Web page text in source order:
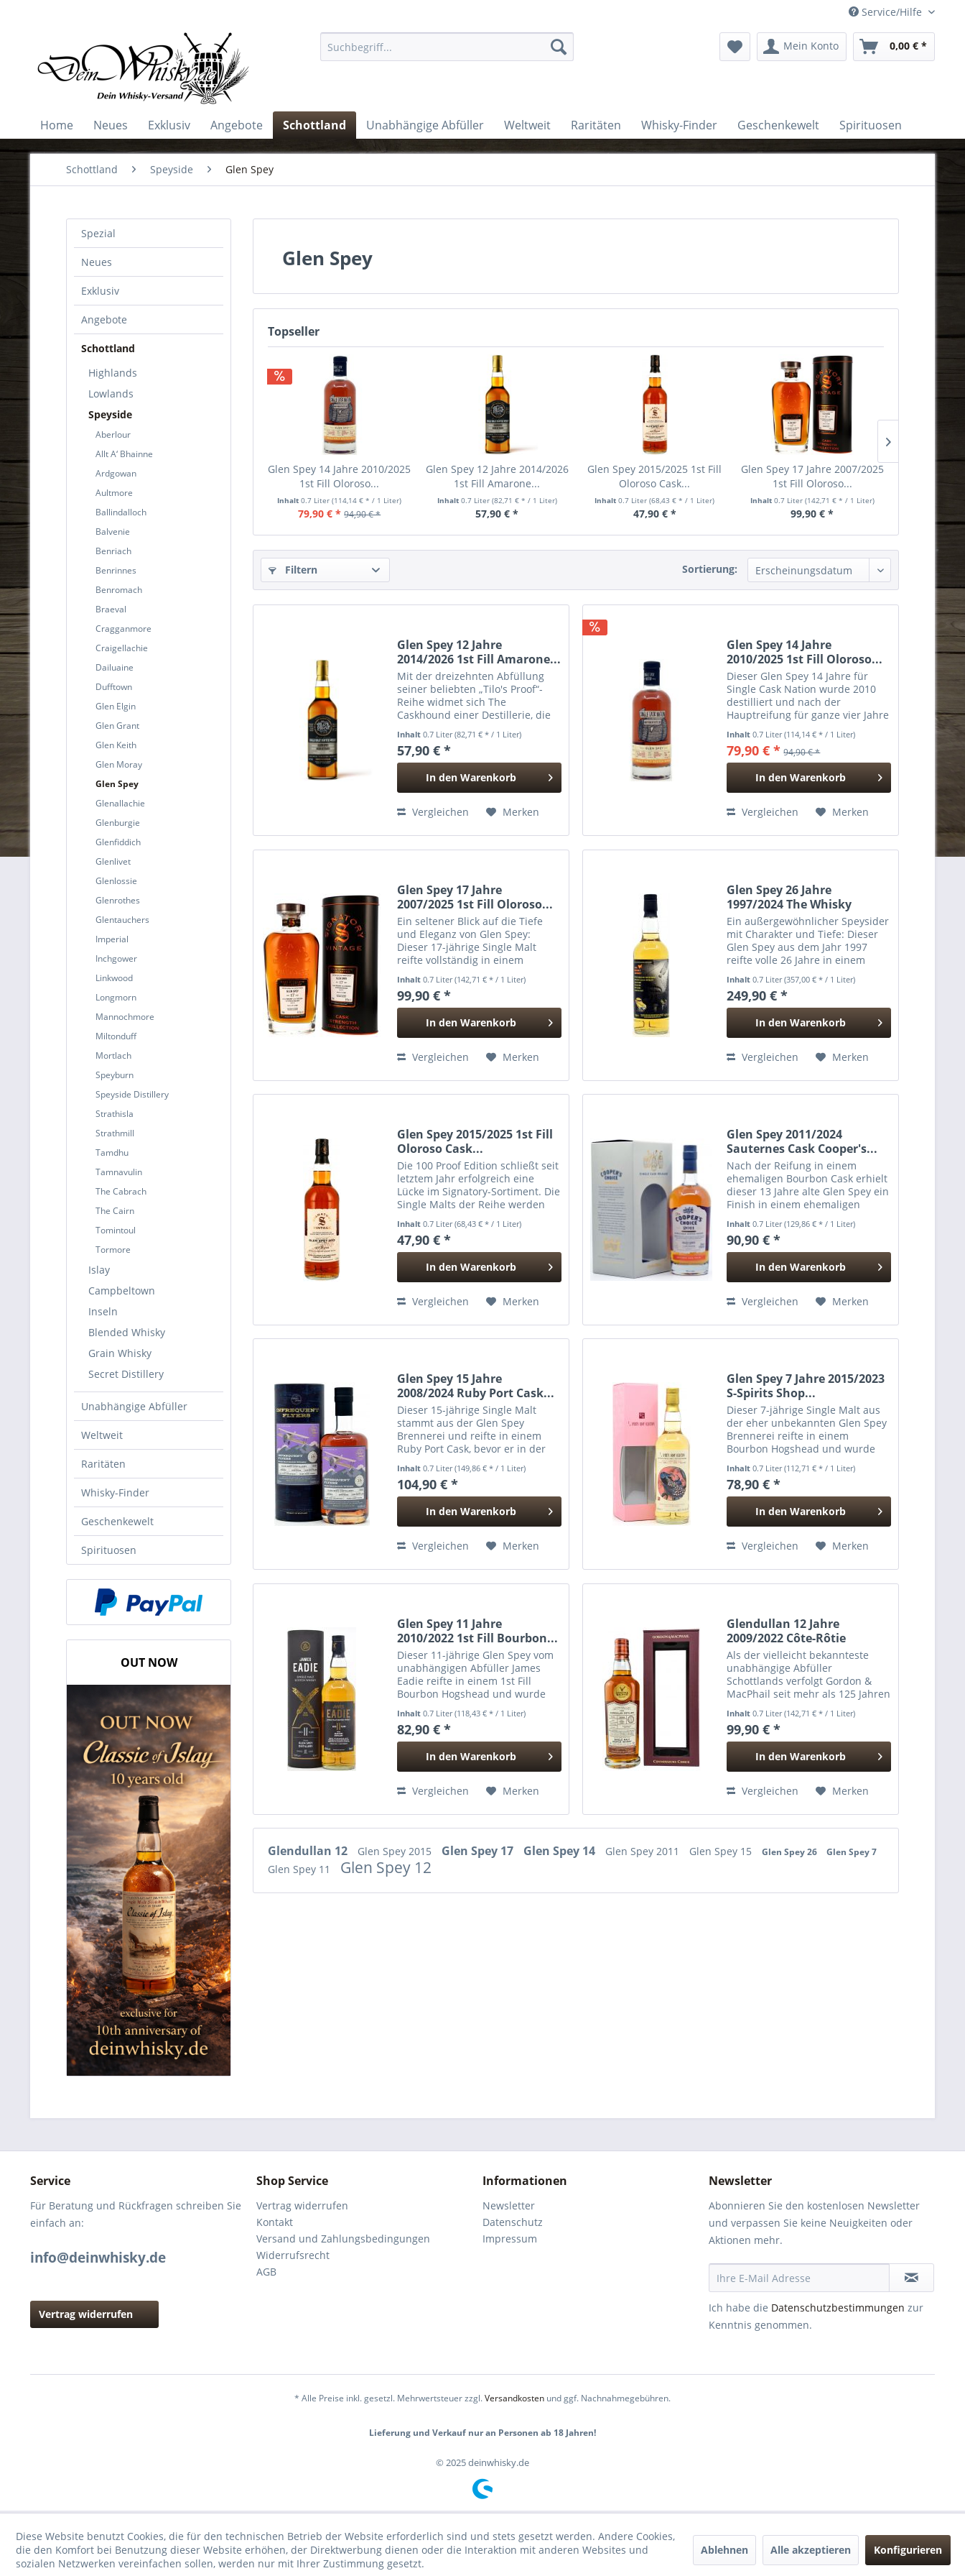
Service/Hilfe
Mein Konto 0,00 € *
Home Neues Exklusiv Angebote Schottland Unabhängige Abfüller Weltweit Raritäten Whisky-Finder Geschenkewelt Spirituosen
Schottland Speyside Glen Spey
Spezial
Neues
Exklusiv
Angebote
Schottland
Highlands
Lowlands
Speyside
Aberlour
Allt A‘ Bhainne
Ardgowan
Aultmore
Ballindalloch
Balvenie
Benriach
Benrinnes
Benromach
Braeval
Cragganmore
Craigellachie
Dailuaine
Dufftown
Glen Elgin
Glen Grant
Glen Keith
Glen Moray
Glen Spey
Glenallachie
Glenburgie
Glenfiddich
Glenlivet
Glenlossie
Glenrothes
Glentauchers
Imperial
Inchgower
Linkwood
Longmorn
Mannochmore
Miltonduff
Mortlach
Speyburn
Speyside Distillery
Strathisla
Strathmill
Tamdhu
Tamnavulin
The Cabrach
The Cairn
Tomintoul
Tormore
Islay
Campbeltown
Inseln
Blended Whisky
Grain Whisky
Secret Distillery
Unabhängige Abfüller
Weltweit
Raritäten
Whisky-Finder
Geschenkewelt
Spirituosen
OUT NOW
Glen Spey
Topseller
Glen Spey 14 Jahre 2010/2025
1st Fill Oloroso...
Inhalt0.7 Liter(114,14 € * / 1 Liter)
79,90 € * 94,90 € *
Glen Spey 12 Jahre 2014/2026
1st Fill Amarone...
Inhalt 0.7 Liter (82,71 € * / 1 Liter)
57,90 € *
Glen Spey 2015/2025 1st Fill
Oloroso Cask...
Inhalt0.7 Liter(68,43 € * / 1 Liter)
47,90 € *
Glen Spey 17 Jahre 2007/2025
1st Fill Oloroso...
Inhalt 0.7 Liter (142,71 € * / 1 Liter)
99,90 € *
Filtern Sortierung:
Glen Spey 12 Jahre
2014/2026 1st Fill Amarone...
Mit der dreizehnten Abfüllung
seiner beliebten „Tilo's Proof“-
Reihe widmet sich The
Caskhound einer Destillerie, die
Glen Spey. Nach zwölf Jahren
Reifung erhielt dieser Single Malt
ein einjähriges Finish...
Inhalt0.7 Liter(82,71 € * / 1 Liter)
57,90 € *
In den Warenkorb
Hinzugefügt
Vergleichen Merken
Glen Spey 14 Jahre
2010/2025 1st Fill Oloroso...
Dieser Glen Spey 14 Jahre für
Single Cask Nation wurde 2010
destilliert und nach der
Hauptreifung für ganze vier Jahre
Hogshead umgelagert – ein
außergewöhnlich langes Finish,
das den eleganten Hausstil der...
Inhalt0.7 Liter(114,14 € * / 1 Liter)
79,90 € * 94,90 € *
In den Warenkorb
Hinzugefügt
Vergleichen Merken
Glen Spey 17 Jahre
2007/2025 1st Fill Oloroso...
Ein seltener Blick auf die Tiefe
und Eleganz von Glen Spey:
Dieser 17-jährige Single Malt
reifte vollständig in einem
Butt und wurde in kräftiger
Fassstärke mit 58,1 % vol.
abgefüllt – Teil der...
Inhalt0.7 Liter(142,71 € * / 1 Liter)
99,90 € *
In den Warenkorb
Hinzugefügt
Vergleichen Merken
Glen Spey 26 Jahre
1997/2024 The Whisky
Agency...
Ein außergewöhnlicher Speysider
mit Charakter und Tiefe: Dieser
Glen Spey aus dem Jahr 1997
reifte volle 26 Jahre in einem
von The Whisky Agency in
natürlicher Stärke von 49,8% Vol.
abgefüllt. Was diesen...
Inhalt0.7 Liter(357,00 € * / 1 Liter)
249,90 € *
In den Warenkorb
Hinzugefügt
Vergleichen Merken
Glen Spey 2015/2025 1st Fill
Oloroso Cask...
Die 100 Proof Edition schließt seit
letztem Jahr erfolgreich eine
Lücke im Signatory-Sortiment. Die
Single Malts der Reihe werden
Mindestgehalt, ab dem mit
Alkohol getränktes Schießpulver
entzündet werden...
Inhalt0.7 Liter(68,43 € * / 1 Liter)
47,90 € *
In den Warenkorb
Hinzugefügt
Vergleichen Merken
Glen Spey 2011/2024
Sauternes Cask Cooper's...
Nach der Reifung in einem
ehemaligen Bourbon Cask erhielt
dieser 13 Jahre alte Glen Spey ein
Finish in einem ehemaligen
er in der 'The Cooper's Choice'
des unabhängigen Abfüller
Vintage Malt Whisky...
Inhalt0.7 Liter(129,86 € * / 1 Liter)
90,90 € *
In den Warenkorb
Hinzugefügt
Vergleichen Merken
Glen Spey 15 Jahre
2008/2024 Ruby Port Cask...
Dieser 15-jährige Single Malt
stammt aus der Glen Spey
Brennerei und reifte in einem
Ruby Port Cask, bevor er in der
Alistair Walker, ehemals
Miteigentümer der Benriach und
Glendronach Brennereien und
Sohn von...
Inhalt0.7 Liter(149,86 € * / 1 Liter)
104,90 € *
In den Warenkorb
Hinzugefügt
Vergleichen Merken
Glen Spey 7 Jahre 2015/2023
S-Spirits Shop...
Dieser 7-jährige Single Malt aus
der eher unbekannten Glen Spey
Brennerei reifte in einem
Bourbon Hogshead und wurde
Importeur S-Spirits Shop in der
"Dong Fang Ming Story"-Reihe
abgefüllt.
Inhalt0.7 Liter(112,71 € * / 1 Liter)
78,90 € *
In den Warenkorb
Hinzugefügt
Vergleichen Merken
Glen Spey 11 Jahre
2010/2022 1st Fill Bourbon...
Dieser 11-jährige Glen Spey vom
unabhängigen Abfüller James
Eadie reifte in einem 1st Fill
Bourbon Hogshead und wurde
abgefüllt.
Inhalt0.7 Liter(118,43 € * / 1 Liter)
82,90 € *
In den Warenkorb
Hinzugefügt
Vergleichen Merken
Glendullan 12 Jahre
2009/2022 Côte-Rôtie
Wood...
Als der vielleicht bekannteste
unabhängige Abfüller
Schottlands verfolgt Gordon &
MacPhail seit mehr als 125 Jahren
Whisky von außergewöhnlicher
Qualität herzustellen. Seit vier
Generationen ist das...
Inhalt0.7 Liter(142,71 € * / 1 Liter)
99,90 € *
In den Warenkorb
Hinzugefügt
Vergleichen Merken
Glendullan 12 Glen Spey 2015 Glen Spey 17 Glen Spey 14 Glen Spey 2011 Glen Spey 15 Glen Spey 26 Glen Spey 7
Glen Spey 11 Glen Spey 12
Service
Für Beratung und Rückfragen schreiben Sie
einfach an:
info@deinwhisky.de
Vertrag widerrufen
Shop Service
Vertrag widerrufen
Kontakt
Versand und Zahlungsbedingungen
Widerrufsrecht
AGB
Informationen
Newsletter
Datenschutz
Impressum
Newsletter
Abonnieren Sie den kostenlosen Newsletter
und verpassen Sie keine Neuigkeiten oder
Aktionen mehr.
Ich habe die Datenschutzbestimmungen zur
Kenntnis genommen.
* Alle Preise inkl. gesetzl. Mehrwertsteuer zzgl.Versandkosten und ggf. Nachnahmegebühren.
Lieferung und Verkauf nur an Personen ab 18 Jahren!
© 2025 deinwhisky.de
Diese Website benutzt Cookies, die für den technischen Betrieb der Website erforderlich sind und stets gesetzt werden. Andere Cookies,
die den Komfort bei Benutzung dieser Website erhöhen, der Direktwerbung dienen oder die Interaktion mit anderen Websites und
sozialen Netzwerken vereinfachen sollen, werden nur mit Ihrer Zustimmung gesetzt.
Ablehnen Alle akzeptieren Konfigurieren